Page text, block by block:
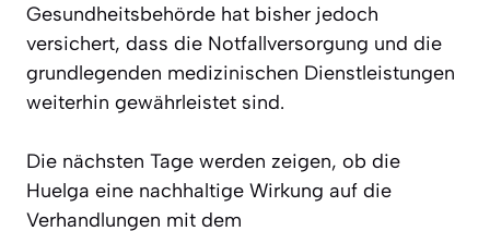
Gesundheitsbehörde hat bisher jedoch
versichert, dass die Notfallversorgung und die
grundlegenden medizinischen Dienstleistungen
weiterhin gewährleistet sind.
Die nächsten Tage werden zeigen, ob die
Huelga eine nachhaltige Wirkung auf die
Verhandlungen mit dem